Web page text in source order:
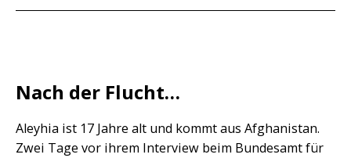
Nach der Flucht…
Aleyhia ist 17 Jahre alt und kommt aus Afghanistan.
Zwei Tage vor ihrem Interview beim Bundesamt für